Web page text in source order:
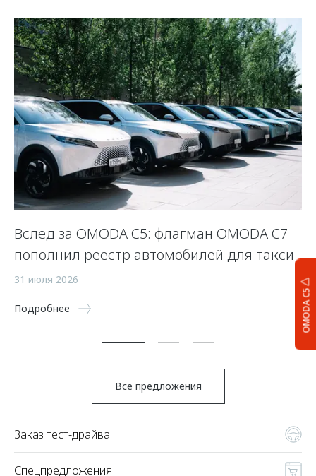
OMODA C5
Вслед за OMODA C5: флагман OMODA C7
пополнил реестр автомобилей для такси
31 июля 2026
Подробнее
5
Все предложения
Заказ тест-драйва
Спецпредложения